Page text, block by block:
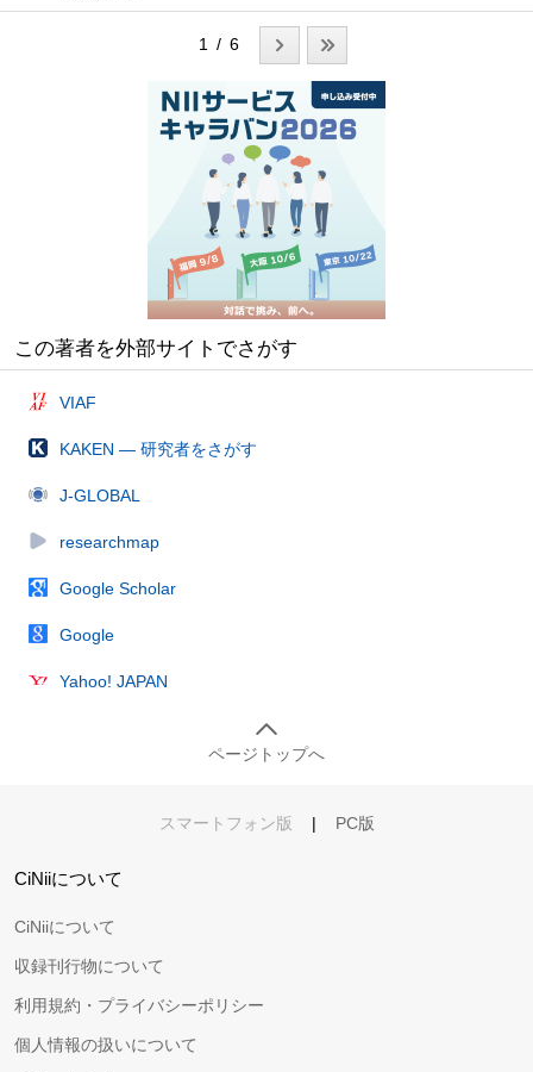
1 / 6
この著者を外部サイトでさがす
VIAF
KAKEN — 研究者をさがす
J-GLOBAL
researchmap
Google Scholar
Google
Yahoo! JAPAN
ページトップへ
スマートフォン版 | PC版
CiNiiについて
CiNiiについて
収録刊行物について
利用規約・プライバシーポリシー
個人情報の扱いについて